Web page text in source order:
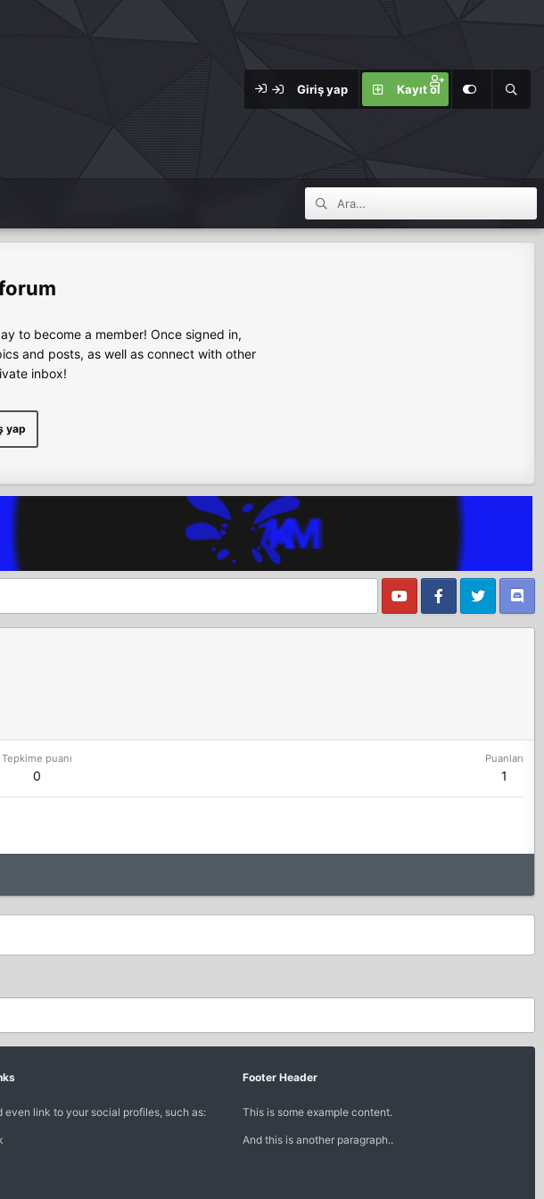
Giriş yap Kayıt ol
to become a member! Once signed in,
and posts, as well as connect with other
inbox!
yap
Tepkime puanı
0
Puanları
1
even link to your social profiles, such as:
Footer Header
This is some example content.
And this is another paragraph..